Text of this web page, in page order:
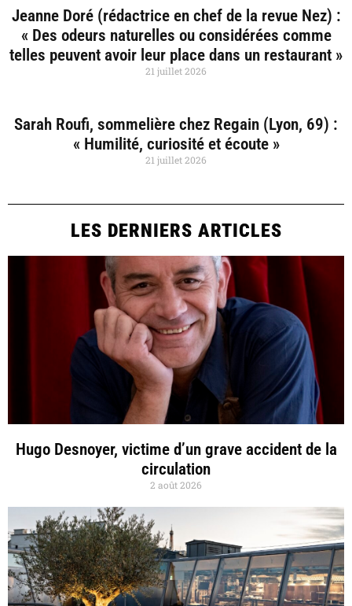
Jeanne Doré (rédactrice en chef de la revue Nez) :
« Des odeurs naturelles ou considérées comme
telles peuvent avoir leur place dans un restaurant »
21 juillet 2026
Sarah Roufi, sommelière chez Regain (Lyon, 69) :
« Humilité, curiosité et écoute »
21 juillet 2026
LES DERNIERS ARTICLES
Hugo Desnoyer, victime d’un grave accident de la
circulation
2 août 2026